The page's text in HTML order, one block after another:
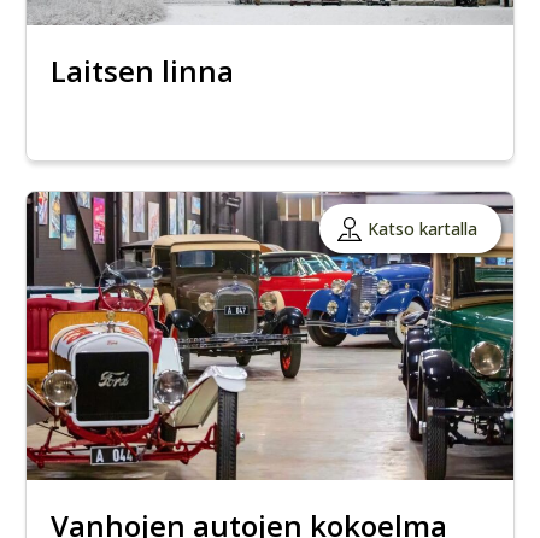
Laitsen linna
Katso kartalla
Vanhojen autojen kokoelma